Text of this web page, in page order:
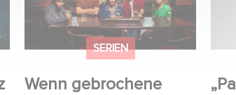
SERIEN
Wenn gebrochene
im Revenge Club.